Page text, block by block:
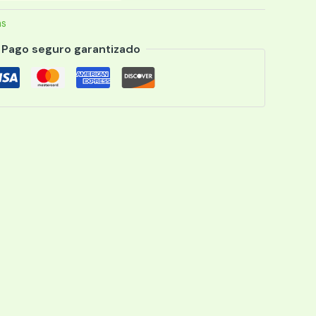
Pago seguro garantizado